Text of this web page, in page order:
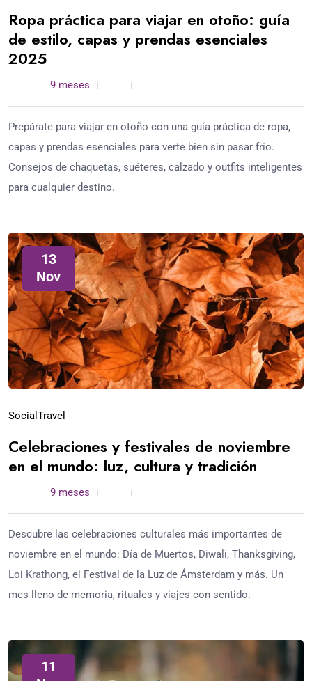
Ropa práctica para viajar en otoño: guía
de estilo, capas y prendas esenciales
2025
9 meses
Prepárate para viajar en otoño con una guía práctica de ropa,
capas y prendas esenciales para verte bien sin pasar frío.
Consejos de chaquetas, suéteres, calzado y outfits inteligentes
para cualquier destino.
13
Nov
Social Travel
Celebraciones y festivales de noviembre
en el mundo: luz, cultura y tradición
9 meses
Descubre las celebraciones culturales más importantes de
noviembre en el mundo: Día de Muertos, Diwali, Thanksgiving,
Loi Krathong, el Festival de la Luz de Ámsterdam y más. Un
mes lleno de memoria, rituales y viajes con sentido.
11